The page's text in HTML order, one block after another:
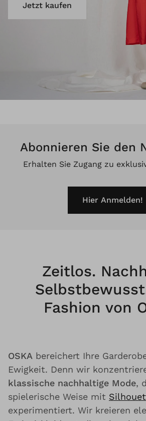
Jetzt kaufen
Abonnieren Sie den
Erhalten Sie Zugang zu
Hier Anmelden!
Zeitlos.
Fashion von
OSKA bereichert Ihre
Ewigkeit. Denn wir
klassische nachhaltige Mode,
spielerische Weise mit
experimentiert. Wir kreieren